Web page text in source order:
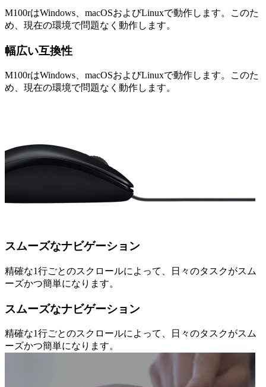
M100rはWindows、macOSおよびLinuxで動作します。このた
め、現在の環境で問題なく動作します。
幅広い互換性
M100rはWindows、macOSおよびLinuxで動作します。このた
め、現在の環境で問題なく動作します。
スムーズなナビゲーション
精確な1行ごとのスクロールによって、日々のタスクがスム
ーズかつ簡単になります。
スムーズなナビゲーション
精確な1行ごとのスクロールによって、日々のタスクがスム
ーズかつ簡単になります。